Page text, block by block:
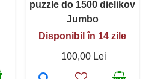
puzzle do 1500 dielikov
Jumbo
Disponibil în 14 zile
100,00 Lei